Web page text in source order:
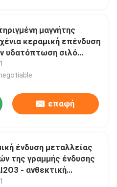
μαγνήτης
κεραμική επένδυση
υδατόπτωση σιλό
μεταλλείας
επαφή
ένδυση μεταλλείας
της γραμμής ένδυσης
- ανθεκτική